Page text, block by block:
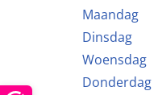
Maandag
Dinsdag
Woensdag
Donderdag